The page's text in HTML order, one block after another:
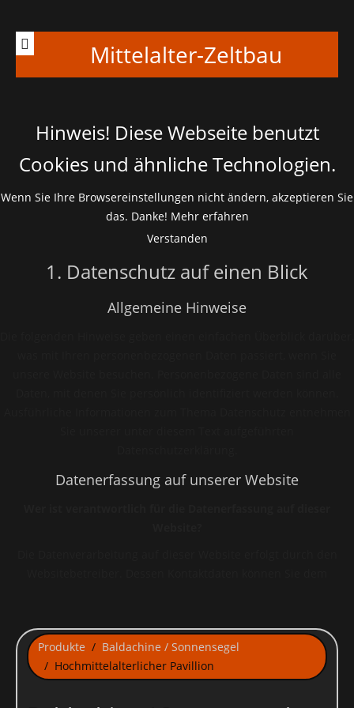
Mittelalter-Zeltbau
Hinweis! Diese Webseite benutzt
Cookies und ähnliche Technologien.
Wenn Sie Ihre Browsereinstellungen nicht ändern, akzeptieren Sie
das. Danke! Mehr erfahren
Verstanden
1. Datenschutz auf einen Blick
Allgemeine Hinweise
Datenerfassung auf unserer Website
Ihre Daten werden zum einen dadurch erhoben, dass Sie uns
diese mitteilen. Hierbei kann es sich z.B. um Daten handeln, die
Sie in ein Kontaktformular eingeben.
Produkte
Baldachine / Sonnensegel
Hochmittelalterlicher Pavillion